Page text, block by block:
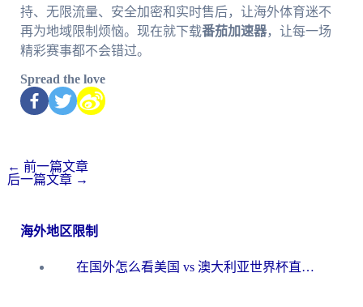
持、无限流量、安全加密和实时售后，让海外体育迷不
再为地域限制烦恼。现在就下载番茄加速器，让每一场
精彩赛事都不会错过。
Spread the love
← 前一篇文章
后一篇文章 →
海外地区限制
在国外怎么看美国 vs 澳大利亚世界杯直播？海外党必藏的中文解说观赛指南